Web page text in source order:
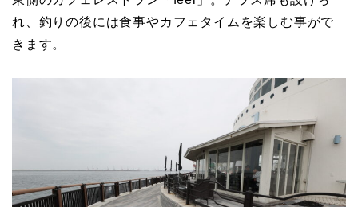
れ、釣りの後には食事やカフェタイムを楽しむ事がで
きます。